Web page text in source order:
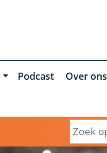
Podcast
Over ons